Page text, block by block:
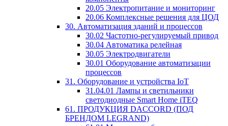
20.05 Электропитание и мониторинг
20.06 Комплексные решения для ЦОД
30. Автоматизация зданий и процессов
30.02 Частотно-регулируемый привод
30.04 Автоматика релейная
30.05 Электродвигатели
30.01 Оборудование автоматизации
процессов
31. Оборудование и устройства IoT
31.04.01 Лампы и светильники
светодиодные Smart Home iTEQ
61. ПРОДУКЦИЯ DACCORD (ПОД
БРЕНДОМ LEGRAND)